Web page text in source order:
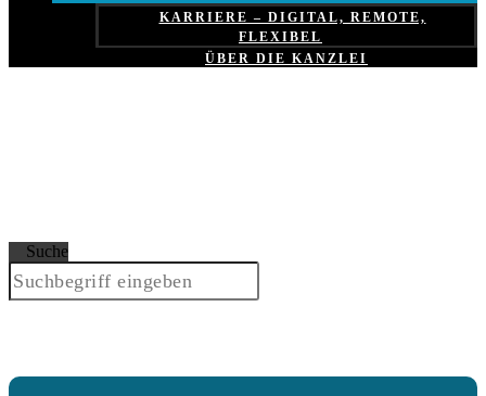
KARRIERE – DIGITAL, REMOTE,
FLEXIBEL
ÜBER DIE KANZLEI
Suche